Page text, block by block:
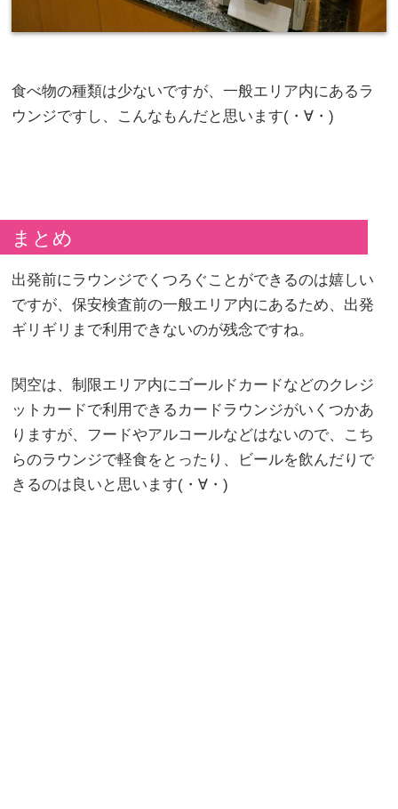
食べ物の種類は少ないですが、一般エリア内にあるラ
ウンジですし、こんなもんだと思います(・∀・)
まとめ
出発前にラウンジでくつろぐことができるのは嬉しい
ですが、保安検査前の一般エリア内にあるため、出発
ギリギリまで利用できないのが残念ですね。
関空は、制限エリア内にゴールドカードなどのクレジ
ットカードで利用できるカードラウンジがいくつかあ
りますが、フードやアルコールなどはないので、こち
らのラウンジで軽食をとったり、ビールを飲んだりで
きるのは良いと思います(・∀・)